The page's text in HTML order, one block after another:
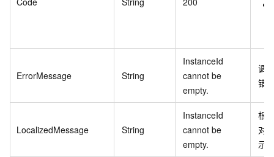
ErrorMessage String
InstanceId
cannot be
empty.
调
错
LocalizedMessage String
InstanceId
cannot be
empty.
根
对
示